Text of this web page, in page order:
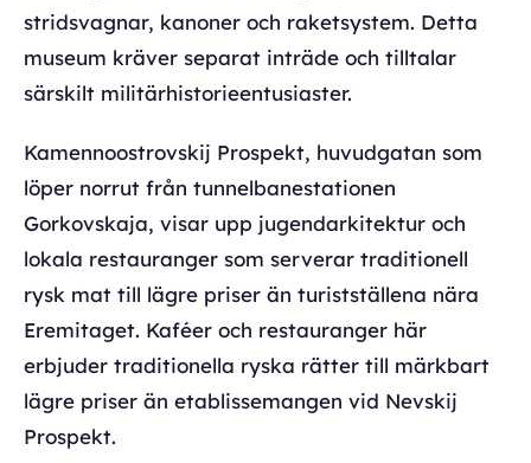
stridsvagnar, kanoner och raketsystem. Detta
museum kräver separat inträde och tilltalar
särskilt militärhistorieentusiaster.
Kamennoostrovskij Prospekt, huvudgatan som
löper norrut från tunnelbanestationen
Gorkovskaja, visar upp jugendarkitektur och
lokala restauranger som serverar traditionell
rysk mat till lägre priser än turistställena nära
Eremitaget. Kaféer och restauranger här
erbjuder traditionella ryska rätter till märkbart
lägre priser än etablissemangen vid Nevskij
Prospekt.